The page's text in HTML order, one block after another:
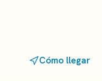
Cómo llegar